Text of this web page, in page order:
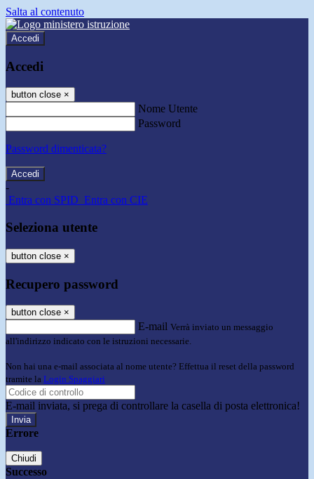
Salta al contenuto
Accedi
Accedi
button close ×
Nome Utente
Password
Password dimenticata?
-
Entra con SPID Entra con CIE
Seleziona utente
button close ×
Recupero password
button close ×
E-mail Verrà inviato un messaggio
all'indirizzo indicato con le istruzioni necessarie.
Non hai una e-mail associata al nome utente? Effettua il reset della password
tramite la Login Spaggiari
E-mail inviata, si prega di controllare la casella di posta elettronica!
Errore
Chiudi
Successo